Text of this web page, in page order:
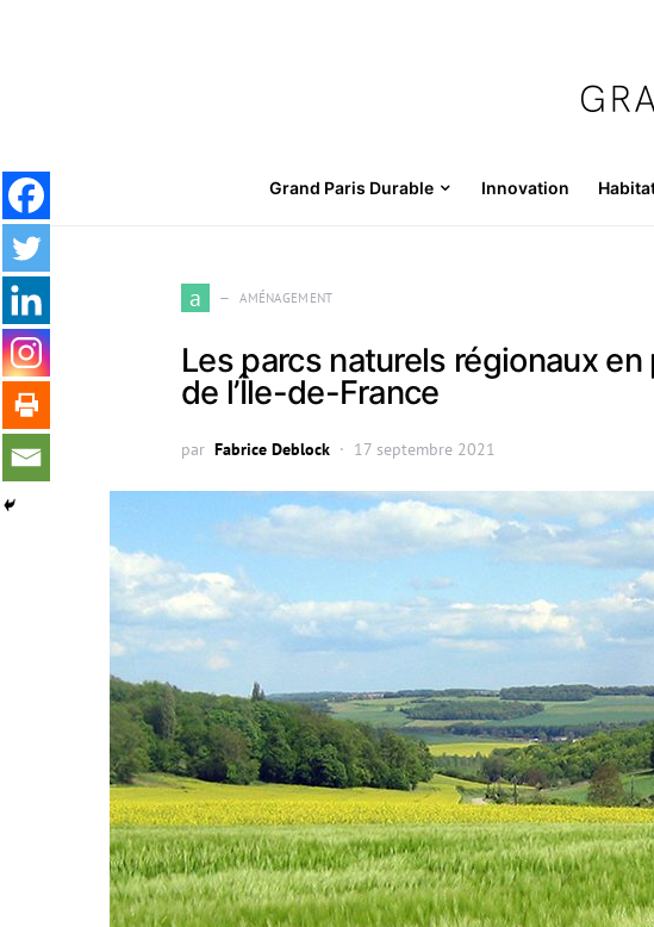
Grand Paris Durable Innovation
a AMÉNAGEMENT
Les parcs naturels régionaux
de l’Île-de-France
par Fabrice Deblock 17 septembre 2021